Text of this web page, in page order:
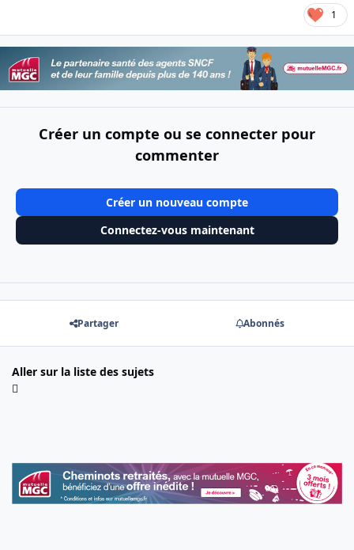
1
Créer un compte ou se connecter pour
commenter
Créer un nouveau compte
Connectez-vous maintenant
Partager Abonnés
Aller sur la liste des sujets